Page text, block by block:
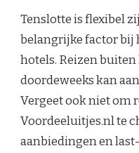
Tenslotte is flexibel
belangrijke factor bij
hotels. Reizen
doordeweeks kan
Vergeet ook niet om
Voordeeluitjes.nl te
aanbiedingen en